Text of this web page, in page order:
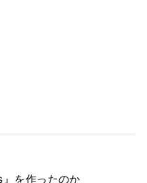
を作ったのか